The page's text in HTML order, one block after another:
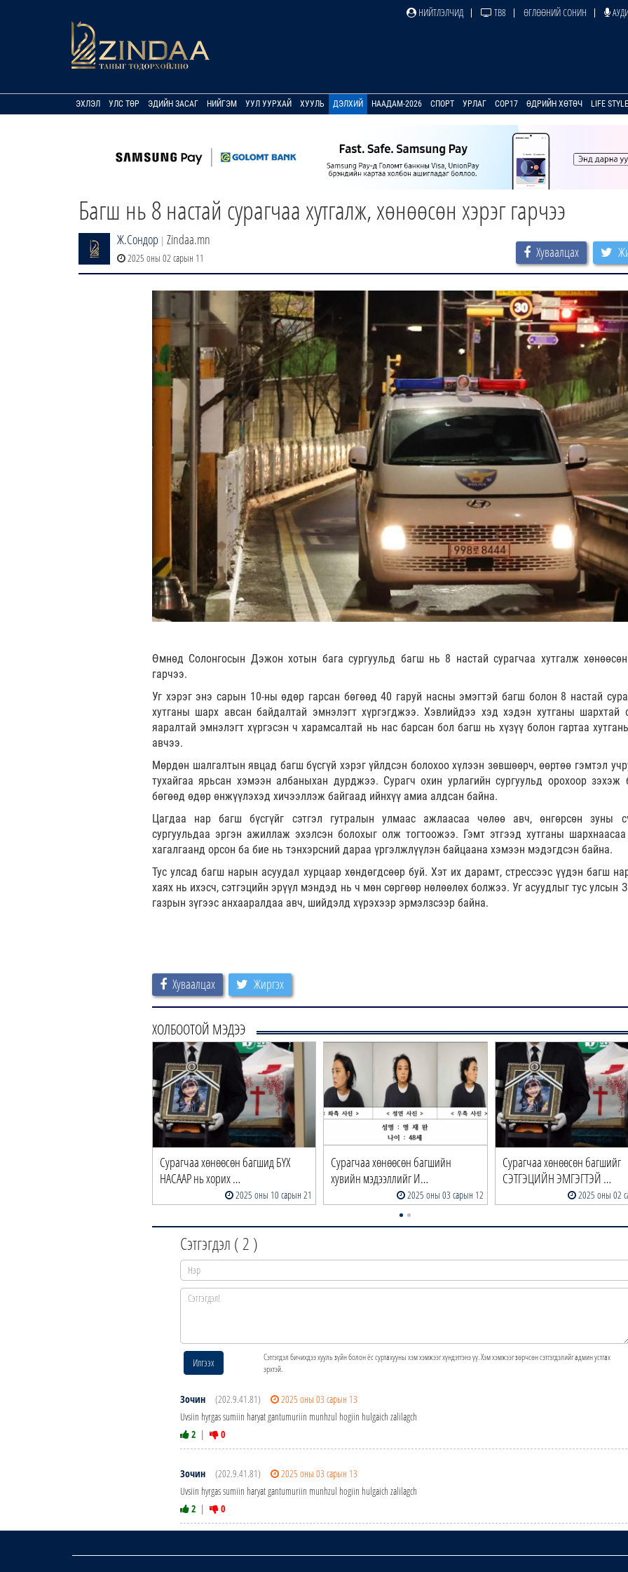
НИЙТЛЭЛЧИД ТВ8 ӨГЛӨӨНИЙ СОНИН
ЭХЛЭЛ УЛС ТӨР ЭДИЙН ЗАСАГ НИЙГЭМ УУЛ УУРХАЙ ХУУЛЬ ДЭЛХИЙ НААДАМ-2026 СПОРТ УРЛАГ COP17 ӨДРИЙН ХӨТӨЧ LIFE STYLE
Багш нь 8 настай сурагчаа хутгалж, хөнөөсөн хэрэг гарчээ
Ж.Сондор | Zindaa.mn
2025 оны 02 сарын 11 Хуваалцах
Өмнөд Солонгосын Дэжон хотын бага сургуульд багш нь 8 настай сурагчаа хутгалж
гарчээ.
Уг хэрэг энэ сарын 10-ны өдөр гарсан бөгөөд 40 гаруй насны эмэгтэй багш болон 8 настай
хутганы шарх авсан байдалтай эмнэлэгт хүргэгджээ. Хэвлийдээ хэд хэдэн хутганы шархтай
яаралтай эмнэлэгт хүргэсэн ч харамсалтай нь нас барсан бол багш нь хүзүү болон гартаа
авчээ.
Мөрдөн шалгалтын явцад багш бүсгүй хэрэг үйлдсэн болохоо хүлээн зөвшөөрч, өөртөө гэмтэл
тухайгаа ярьсан хэмээн албаныхан дурджээ. Сурагч охин урлагийн сургуульд орохоор зэхэж
бөгөөд өдөр өнжүүлэхэд хичээллэж байгаад ийнхүү амиа алдсан байна.
Цагдаа нар багш бүсгүйг сэтгэл гутралын улмаас ажлаасаа чөлөө авч, өнгөрсөн зуны
сургуульдаа эргэн ажиллаж эхэлсэн болохыг олж тогтоожээ. Гэмт этгээд хутганы
хагалгаанд орсон ба бие нь тэнхэрсний дараа үргэлжлүүлэн байцаана хэмээн мэдэгдсэн байна.
Тус улсад багш нарын асуудал хурцаар хөндөгдсөөр буй. Хэт их дарамт, стрессээс үүдэн багш
хаях нь ихэсч, сэтгэцийн эрүүл мэндэд нь ч мөн сөргөөр нөлөөлөх болжээ. Уг асуудлыг тус улсын
газрын зүгээс анхааралдаа авч, шийдэлд хүрэхээр эрмэлзсээр байна.
Хуваалцах Жиргэх
ХОЛБООТОЙ МЭДЭЭ
Сурагчаа хөнөөсөн багшид БҮХ
НАСААР нь хорих …
2025 оны 10 сарын 21
Сурагчаа хөнөөсөн багшийн
хувийн мэдээллийг И…
2025 оны 03 сарын 12
Сурагчаа хөнөөсөн багшийг
СЭТГЭЦИЙН ЭМГЭГТЭЙ …
2025 оны 02
Сэтгэгдэл (2 )
Илгээх
Сэтгэгдэл бичихдээ хууль зүйн болон ёс суртахууны хэм хэмжээг хүндэтгэнэ үү. Хэм хэмжээг зөрчсөн сэтгэгдэлийг админ устгах
эрхтэй.
Зочин (202.9.41.81)
2025 оны 03 сарын 13
Uvsiin hyrgas sumiin haryat gantumuriin munhzul hogiin hulgaich zalilagch
2 | 0
Зочин (202.9.41.81)
2025 оны 03 сарын 13
Uvsiin hyrgas sumiin haryat gantumuriin munhzul hogiin hulgaich zalilagch
2 | 0